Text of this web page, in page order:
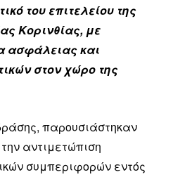
του επιτελείου της
Κορινθίας, με
ασφάλειας και
στον χώρο της
παρουσιάστηκαν
αντιμετώπιση
συμπεριφορών εντός